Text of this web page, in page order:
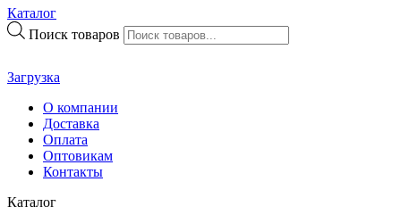
Каталог
Поиск товаров
Загрузка
О компании
Доставка
Оплата
Оптовикам
Контакты
Каталог